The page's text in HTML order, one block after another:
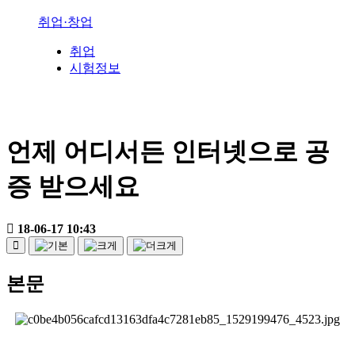
취업·창업
취업
시험정보
언제 어디서든 인터넷으로 공
증 받으세요
18-06-17 10:43
본문